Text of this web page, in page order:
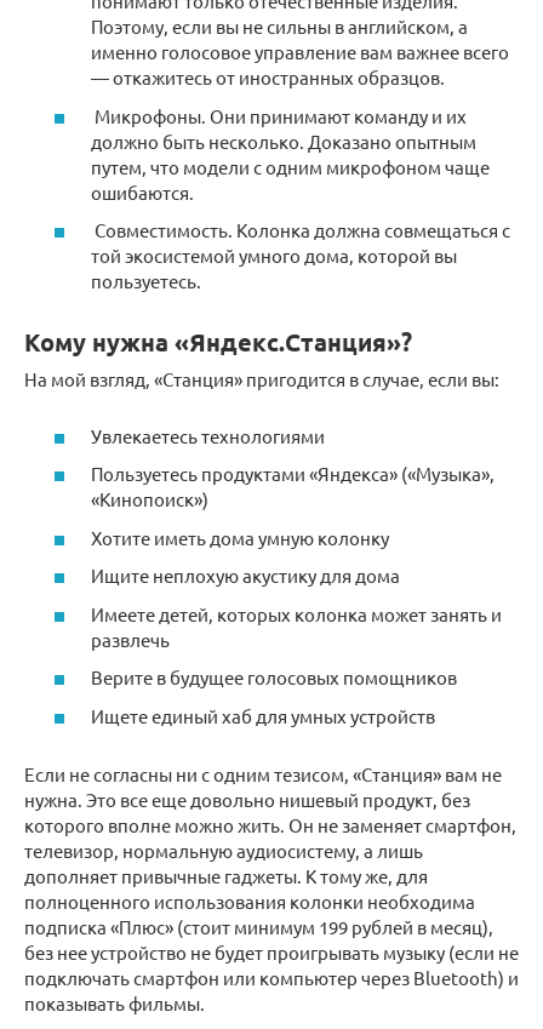
Поэтому, если вы не сильны в английском, а
именно голосовое управление вам важнее всего
— откажитесь от иностранных образцов.
Микрофоны. Они принимают команду и их
должно быть несколько. Доказано опытным
путем, что модели с одним микрофоном чаще
ошибаются.
Совместимость. Колонка должна совмещаться с
той экосистемой умного дома, которой вы
пользуетесь.
Кому нужна «Яндекс.Станция»?
На мой взгляд, «Станция» пригодится в случае, если вы:
Увлекаетесь технологиями
Пользуетесь продуктами «Яндекса» («Музыка»,
«Кинопоиск»)
Хотите иметь дома умную колонку
Ищите неплохую акустику для дома
Имеете детей, которых колонка может занять и
развлечь
Верите в будущее голосовых помощников
Ищете единый хаб для умных устройств
Если не согласны ни с одним тезисом, «Станция» вам не
нужна. Это все еще довольно нишевый продукт, без
которого вполне можно жить. Он не заменяет смартфон,
телевизор, нормальную аудиосистему, а лишь
дополняет привычные гаджеты. К тому же, для
полноценного использования колонки необходима
подписка «Плюс» (стоит минимум 199 рублей в месяц),
без нее устройство не будет проигрывать музыку (если не
подключать смартфон или компьютер через Bluetooth) и
показывать фильмы.